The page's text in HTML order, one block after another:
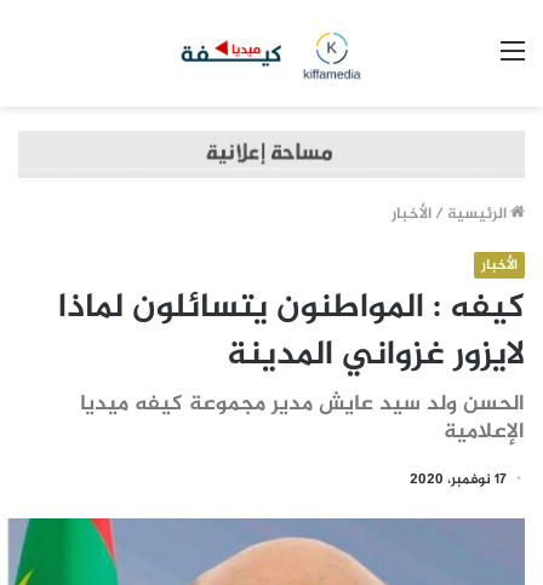
الرئيسية /الأخبار
الأخبار
كيفه : المواطنون يتسائلون لماذا
لايزور غزواني المدينة
الحسن ولد سيد عايش مدير مجموعة كيفه ميديا
الإعلامية
17 نوفمبر، 2020